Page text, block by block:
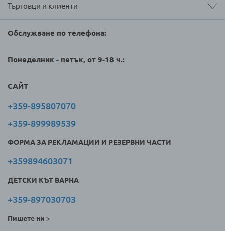
Търговци и клиенти
Обслужване по телефона:
Понеделник - петък, от 9-18 ч.:
САЙТ
+359-895807070
+359-899989539
ФОРМА ЗА РЕКЛАМАЦИИ И РЕЗЕРВНИ ЧАСТИ
+359894603071
ДЕТСКИ КЪТ ВАРНА
+359-897030703
Пишете ни >